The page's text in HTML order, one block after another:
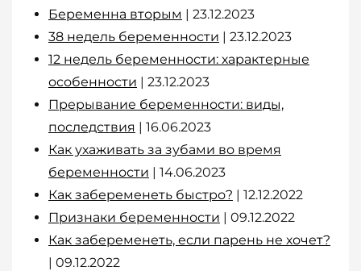
Беременна вторым | 23.12.2023
38 недель беременности | 23.12.2023
12 недель беременности: характерные
особенности | 23.12.2023
Прерывание беременности: виды,
последствия | 16.06.2023
Как ухаживать за зубами во время
беременности | 14.06.2023
Как забеременеть быстро? | 12.12.2022
Признаки беременности | 09.12.2022
Как забеременеть, если парень не хочет?
| 09.12.2022